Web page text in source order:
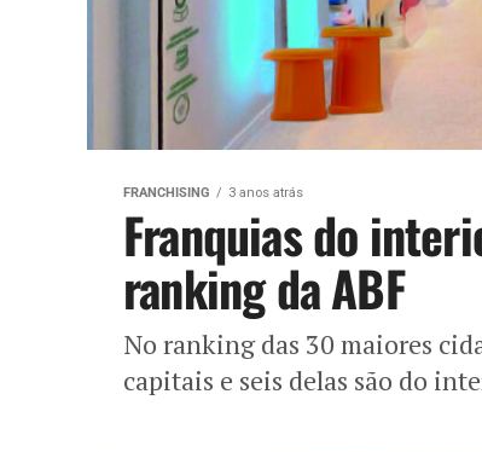
FRANCHISING 3 anos atrás
Franquias do
ranking da ABF
No ranking das 30 maiores
capitais e seis delas são do